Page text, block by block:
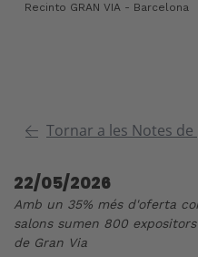
Recinto GRAN VIA - Barcelona
Tornar a les Notes
22/05/2026
Amb un 35% més d'oferta
salons sumen 800
de Gran Via